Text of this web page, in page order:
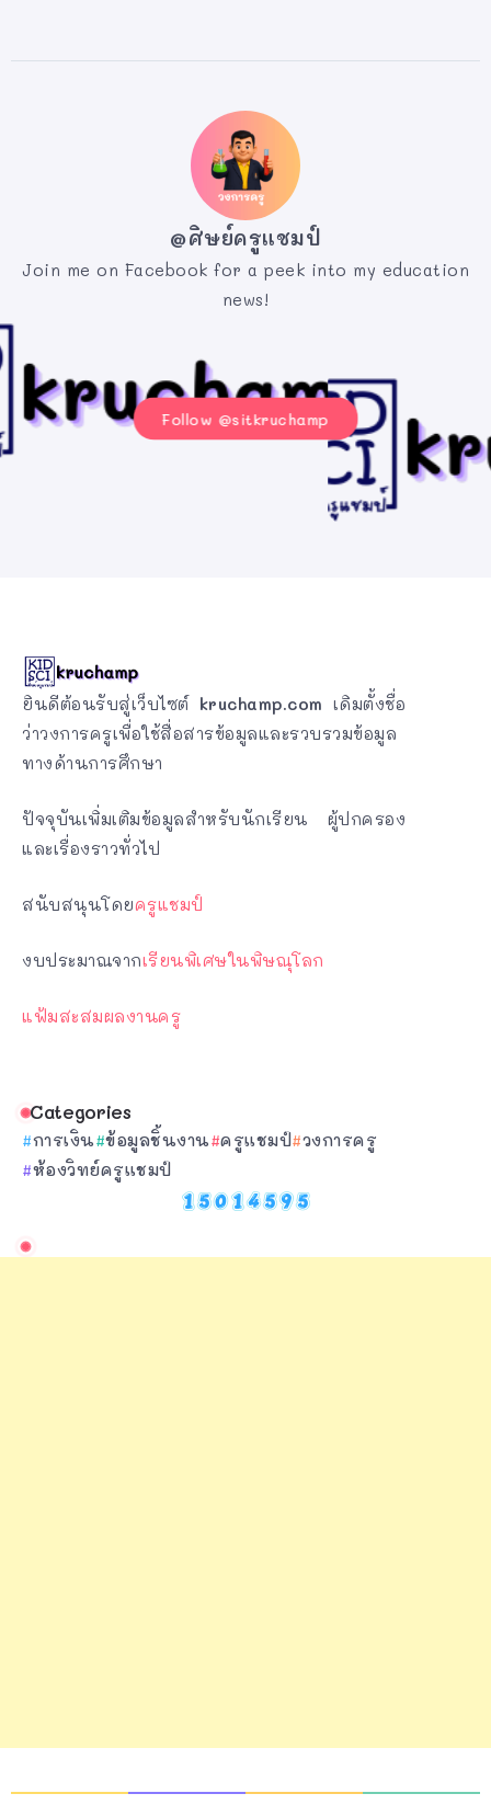
@ศิษย์ครูแชมป์
Join me on Facebook for a peek into my education
news!
Follow @sitkruchamp
ยินดีต้อนรับสู่เว็บไซต์ kruchamp.com เดิมตั้งชื่อ
ว่าวงการครูเพื่อใช้สื่อสารข้อมูลและรวบรวมข้อมูล
ทางด้านการศึกษา
ปัจจุบันเพิ่มเติมข้อมูลสำหรับนักเรียน ผู้ปกครอง
และเรื่องราวทั่วไป
สนับสนุนโดยครูแชมป์
งบประมาณจากเรียนพิเศษในพิษณุโลก
แฟ้มสะสมผลงานครู
Categories
การเงิน ข้อมูลชิ้นงาน ครูแชมป์ วงการครู
ห้องวิทย์ครูแชมป์